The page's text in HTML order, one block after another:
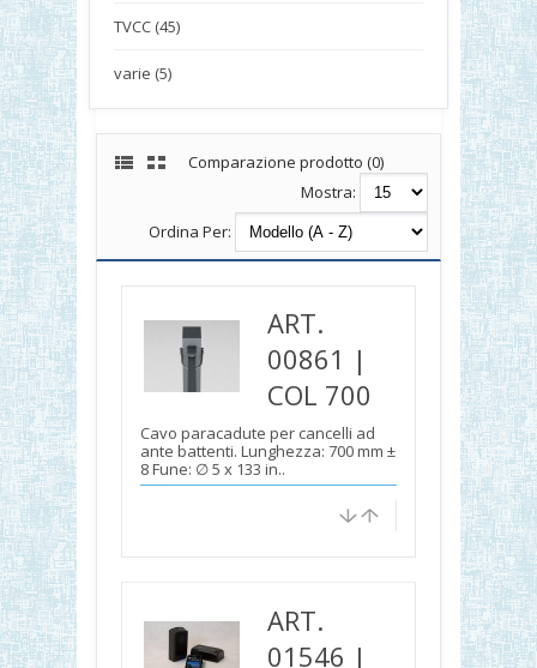
TVCC (45)
varie (5)
Comparazione prodotto (0)
Mostra:
Ordina Per:
ART.
00861 |
COL 700
Cavo paracadute per cancelli ad
ante battenti. Lunghezza: 700 mm ±
8 Fune: ∅ 5 x 133 in..
ART.
01546 |